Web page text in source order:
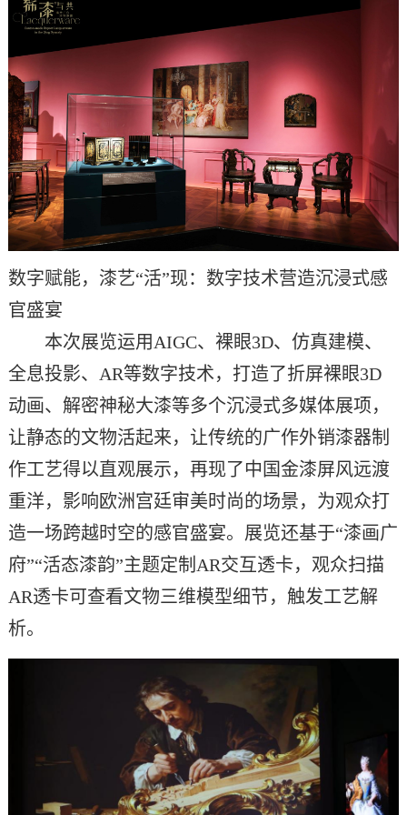
数字赋能，漆艺“活”现：数字技术营造沉浸式感
官盛宴
本次展览运用 AIGC、裸眼3D、仿真建模、
全息投影、AR等数字技术，打造了折屏裸眼3D
动画、 解密神秘大漆等多个沉浸式多媒体展项，
让静态的文物活起来，让传统的广作外销漆器制
作工艺得以直观展示，再现了中国金漆屏风远渡
重洋， 影响欧洲宫廷审美时尚的场景，为观众打
造一场跨越时空的感官盛宴。展览还基于“漆画广
府”“活态漆韵”主题定制AR交互透卡，观众扫描
AR透卡可查看文物三维模型细节，触发工艺解
析。